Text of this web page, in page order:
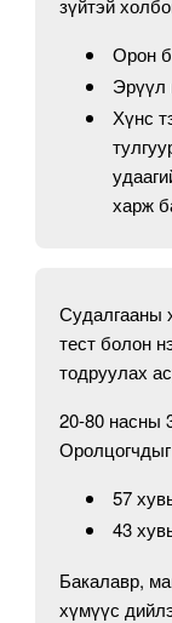
зүйтэй
Орон
Эрүүл
Хүнс
харж
Судалгааны
тест болон
тодруулах
20-80 насны
57
43
Бакалавр,
хүмүүс